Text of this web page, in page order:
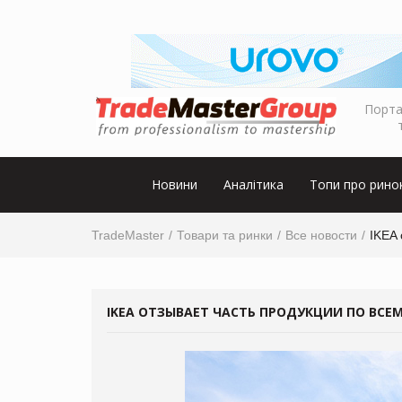
Новини Аналітика Топи про
TradeMaster Товари та ринки Все новости IKEA
IKEA ОТЗЫВАЕТ ЧАСТЬ ПРОДУКЦИИ ПО